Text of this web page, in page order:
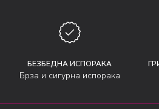
БЕЗБЕДНА ИСПОРАКА
Брза и сигурна испорака